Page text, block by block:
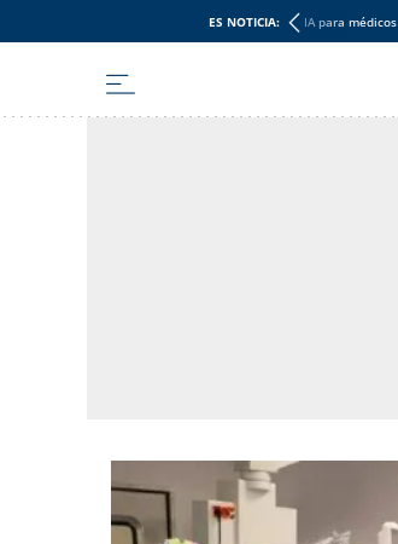
ES NOTICIA: IA para médicos